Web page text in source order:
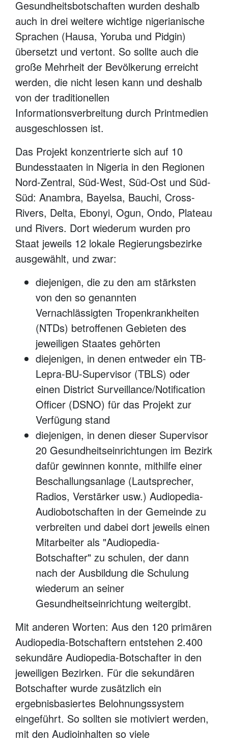
Gesundheitsbotschaften wurden deshalb
auch in drei weitere wichtige nigerianische
Sprachen (Hausa, Yoruba und Pidgin)
übersetzt und vertont. So sollte auch die
große Mehrheit der Bevölkerung erreicht
werden, die nicht lesen kann und deshalb
von der traditionellen
Informationsverbreitung durch Printmedien
ausgeschlossen ist.
Das Projekt konzentrierte sich auf 10
Bundesstaaten in Nigeria in den Regionen
Nord-Zentral, Süd-West, Süd-Ost und Süd-
Süd: Anambra, Bayelsa, Bauchi, Cross-
Rivers, Delta, Ebonyi, Ogun, Ondo, Plateau
und Rivers. Dort wiederum wurden pro
Staat jeweils 12 lokale Regierungsbezirke
ausgewählt, und zwar:
diejenigen, die zu den am stärksten
von den so genannten
Vernachlässigten Tropenkrankheiten
(NTDs) betroffenen Gebieten des
jeweiligen Staates gehörten
diejenigen, in denen entweder ein TB-
Lepra-BU-Supervisor (TBLS) oder
einen District Surveillance/Notification
Officer (DSNO) für das Projekt zur
Verfügung stand
diejenigen, in denen dieser Supervisor
20 Gesundheitseinrichtungen im Bezirk
dafür gewinnen konnte, mithilfe einer
Beschallungsanlage (Lautsprecher,
Radios, Verstärker usw.) Audiopedia-
Audiobotschaften in der Gemeinde zu
verbreiten und dabei dort jeweils einen
Mitarbeiter als "Audiopedia-
Botschafter" zu schulen, der dann
nach der Ausbildung die Schulung
wiederum an seiner
Gesundheitseinrichtung weitergibt.
Mit anderen Worten: Aus den 120 primären
Audiopedia-Botschaftern entstehen 2.400
sekundäre Audiopedia-Botschafter in den
jeweiligen Bezirken. Für die sekundären
Botschafter wurde zusätzlich ein
ergebnisbasiertes Belohnungssystem
eingeführt. So sollten sie motiviert werden,
mit den Audioinhalten so viele